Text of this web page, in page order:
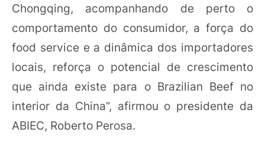
Chongqing, acompanhando de perto o
comportamento do consumidor, a força do
food service e a dinâmica dos importadores
locais, reforça o potencial de crescimento
que ainda existe para o Brazilian Beef no
interior da China”, afirmou o presidente da
ABIEC, Roberto Perosa.